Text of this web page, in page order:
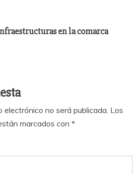
en la comarca
electrónico no será publicada. Los
marcados con *